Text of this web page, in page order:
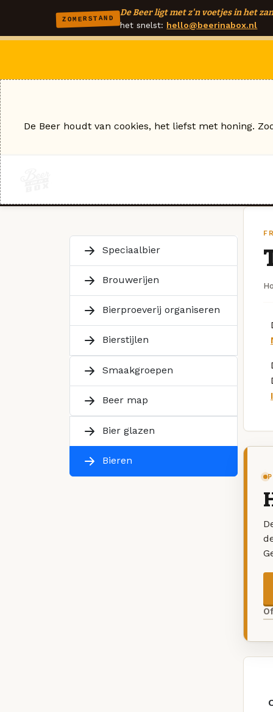
ZOMERSTAND
De Beer ligt met z'n voetjes in het
het snelst: hello@beerinabox.nl
Speciaalbier
Brouwerijen
Bierproeverij organiseren
Bierstijlen
Smaakgroepen
Beer map
Bier glazen
Bieren
De Beer houdt van cookies, het liefst met honing.